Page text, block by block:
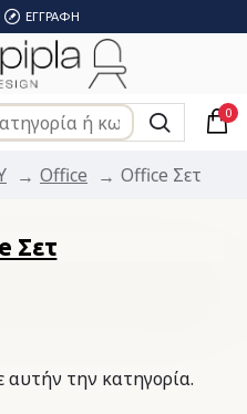
ΕΓΓΡΑΦΉ
0
Office Office Σετ
Σετ
την κατηγορία.